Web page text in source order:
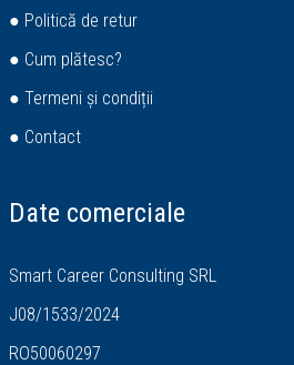
● Politică de retur
● Cum plătesc?
● Termeni și condiții
● Contact
Date comerciale
Smart Career Consulting SRL
J08/1533/2024
RO50060297